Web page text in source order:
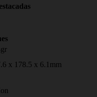
x 178.5 x 6.1mm